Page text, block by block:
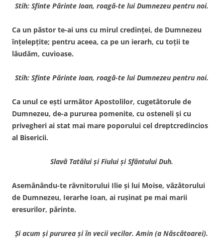
Stih: Sfinte Părinte Ioan, roagă-te lui Dumnezeu pentru noi.
Ca un păstor te-ai uns cu mirul credinţei, de Dumnezeu
înţelepţite; pentru aceea, ca pe un ierarh, cu toţii te
lăudăm, cuvioase.
Stih: Sfinte Părinte Ioan, roagă-te lui Dumnezeu pentru noi.
Ca unul ce eşti următor Apostolilor, cugetătorule de
Dumnezeu, de-a pururea pomenite, cu osteneli şi cu
privegheri ai stat mai mare poporului cel dreptcredincios
al Bisericii.
Slavă Tatălui şi Fiului şi Sfântului Duh.
Asemănându-te râvnitorului Ilie şi lui Moise, văzătorului
de Dumnezeu, Ierarhe Ioan, ai ruşinat pe mai marii
eresurilor, părinte.
Şi acum şi pururea şi în vecii vecilor. Amin (a Născătoarei).